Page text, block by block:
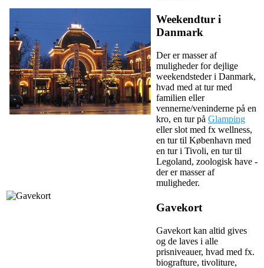
Weekendtur i
Danmark
Der er masser af
muligheder for dejlige
weekendsteder i Danmark,
hvad med at tur med
familien eller
vennerne/veninderne på en
kro, en tur på Glamping
eller slot med fx wellness,
en tur til København med
en tur i Tivoli, en tur til
Legoland, zoologisk have -
der er masser af
muligheder.
Gavekort
Gavekort kan altid gives
og de laves i alle
prisniveauer, hvad med fx.
biografture, tivoliture,